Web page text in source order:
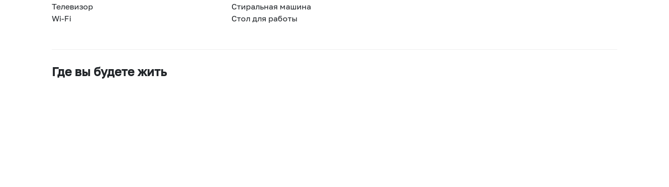
Телевизор
Стиральная машина
Wi-Fi
Стол для работы
Где вы будете жить